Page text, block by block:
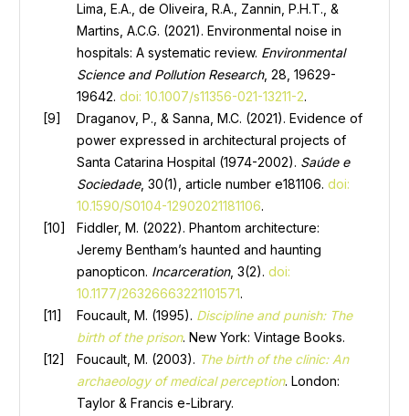
Lima, E.A., de Oliveira, R.A., Zannin, P.H.T., &
Martins, A.C.G. (2021). Environmental noise in
hospitals: A systematic review. Environmental
Science and Pollution Research, 28, 19629-
19642. doi: 10.1007/s11356-021-13211-2.
Draganov, P., & Sanna, M.C. (2021). Evidence of
power expressed in architectural projects of
Santa Catarina Hospital (1974-2002). Saúde e
Sociedade, 30(1), article number e181106. doi:
10.1590/S0104-12902021181106.
Fiddler, M. (2022). Phantom architecture:
Jeremy Bentham’s haunted and haunting
panopticon. Incarceration, 3(2). doi:
10.1177/26326663221101571.
Foucault, M. (1995). Discipline and punish: The
birth of the prison. New York: Vintage Books.
Foucault, M. (2003). The birth of the clinic: An
archaeology of medical perception. London:
Taylor & Francis e-Library.